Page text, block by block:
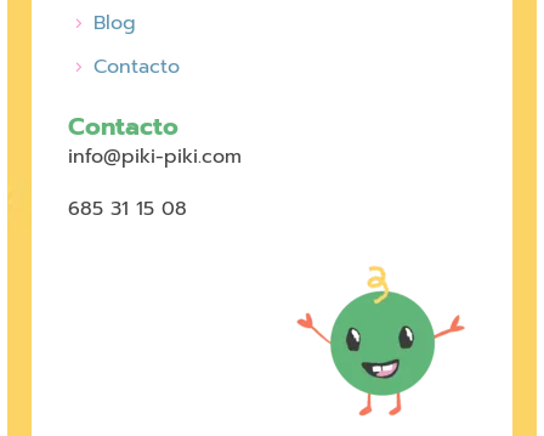
Blog
Contacto
Contacto
info@piki-piki.com
685 31 15 08